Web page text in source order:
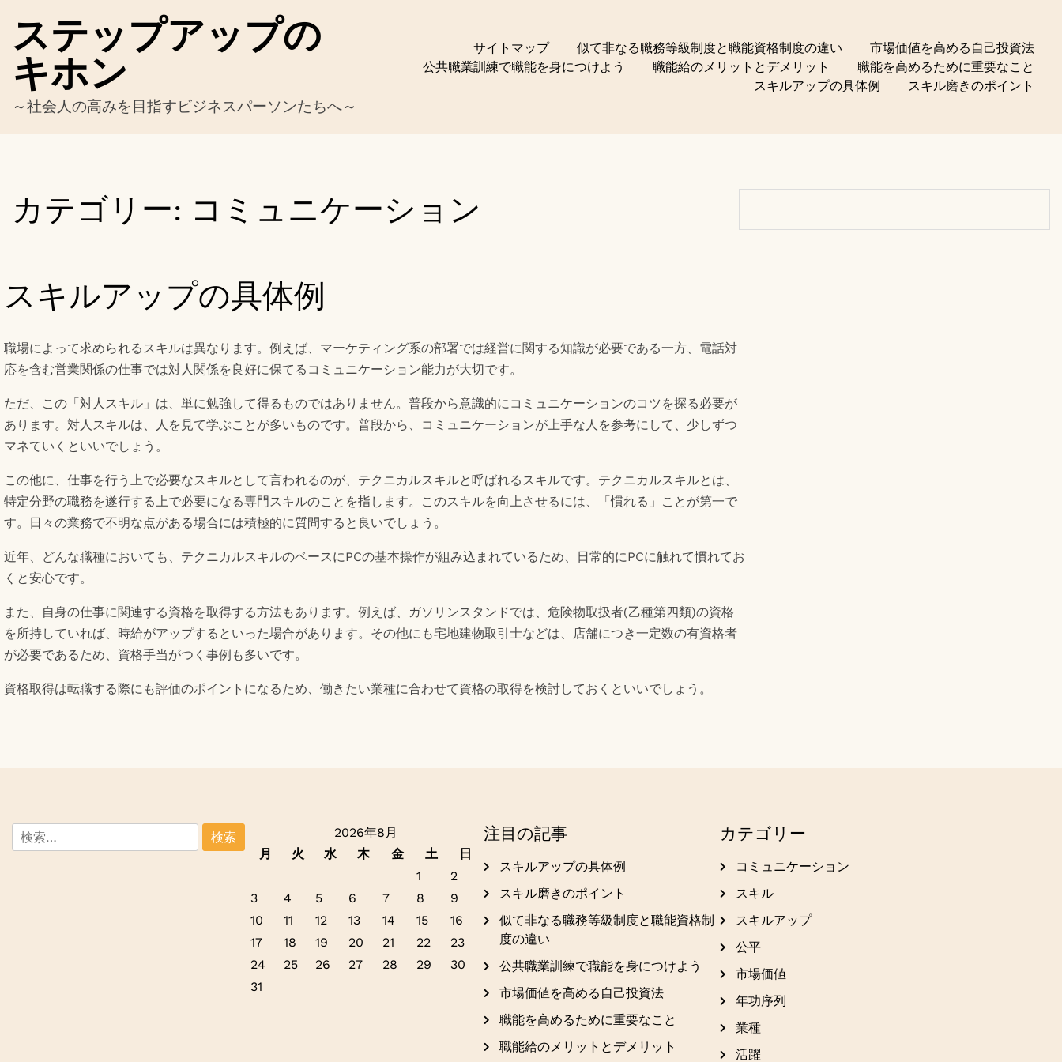
content
ステップアップの
キホン
～社会人の高みを目指すビジネスパーソンたちへ～
サイトマップ 似て非なる職務等級制度と職能資格制度の違い
市場価値を高める自己投資法
公共職業訓練で職能を身につけよう
職能給のメリットとデメリット
職能を高めるために重要なこと
スキルアップの具体例
スキル磨きのポイント
カテゴリー: コミュニケーション
スキルアップの具体例
職場によって求められるスキルは異なります。例えば、マーケティング系の部署では経営に関する知識が必要である一方、電話対
応を含む営業関係の仕事では対人関係を良好に保てるコミュニケーション能力が大切です。
ただ、この「対人スキル」は、単に勉強して得るものではありません。普段から意識的にコミュニケーションのコツを探る必要が
あります。対人スキルは、人を見て学ぶことが多いものです。普段から、コミュニケーションが上手な人を参考にして、少しずつ
マネていくといいでしょう。
この他に、仕事を行う上で必要なスキルとして言われるのが、テクニカルスキルと呼ばれるスキルです。テクニカルスキルとは、
特定分野の職務を遂行する上で必要になる専門スキルのことを指します。このスキルを向上させるには、「慣れる」ことが第一で
す。日々の業務で不明な点がある場合には積極的に質問すると良いでしょう。
近年、どんな職種においても、テクニカルスキルのベースにPCの基本操作が組み込まれているため、日常的にPCに触れて慣れてお
くと安心です。
また、自身の仕事に関連する資格を取得する方法もあります。例えば、ガソリンスタンドでは、危険物取扱者(乙種第四類)の資格
を所持していれば、時給がアップするといった場合があります。その他にも宅地建物取引士などは、店舗につき一定数の有資格者
が必要であるため、資格手当がつく事例も多いです。
資格取得は転職する際にも評価のポイントになるため、働きたい業種に合わせて資格の取得を検討しておくといいでしょう。
検
索:
2026年8月
月
火 水 木 金 土
日
1
2
3
4 5 6 7 8
9
10
11 12 13 14 15
16
17
18 19 20 21 22
23
24
25 26 27 28 29
30
31
注目の記事
スキルアップの具体例
スキル磨きのポイント
似て非なる職務等級制度と職能資格制
度の違い
公共職業訓練で職能を身につけよう
市場価値を高める自己投資法
職能を高めるために重要なこと
職能給のメリットとデメリット
カテゴリー
コミュニケーション
スキル
スキルアップ
公平
市場価値
年功序列
業種
活躍